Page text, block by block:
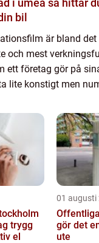
så hittar du rätt
bil
är bland det
och mest
ett företag gör på
lite konstigt men
trygg
el
01 augusti
gör det
ute